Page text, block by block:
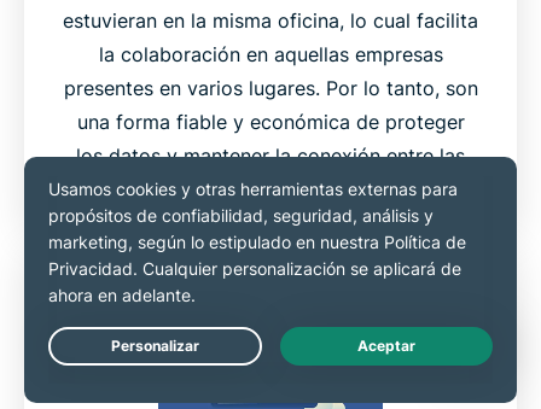
estuvieran en la misma oficina, lo cual facilita
la colaboración en aquellas empresas
presentes en varios lugares. Por lo tanto, son
una forma fiable y económica de proteger
los datos y mantener la conexión entre las
redes de distintas ubicaciones.
Live Chat